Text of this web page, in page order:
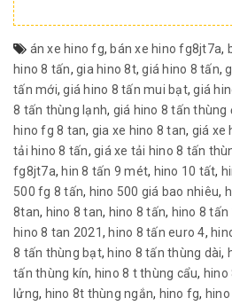
án xe hino fg, bán xe hino fg8jt7a,
hino 8 tấn, gia hino 8t,giá hino 8 tấn,
tấn mới,giá hino 8 tấn mui bạt,giá
8 tấn thùng lạnh, giá hino 8 tấn thùng
hino fg 8 tan, gia xe hino 8 tan, giá xe
tải hino 8 tấn, giá xe tải hino 8 tấn
fg8jt7a, hin 8 tấn 9 mét, hino 10 tất,
500 fg 8 tấn, hino 500 giá bao nhiêu,
8tan, hino 8 tan, hino 8 tấn, hino 8
hino 8 tan 2021, hino 8 tấn euro 4,
8 tấn thùng bạt, hino 8 tấn thùng dài,
tấn thùng kín, hino 8 t thùng cẩu, hino
lửng, hino 8t thùng ngắn, hino fg, hino